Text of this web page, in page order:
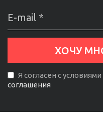
Я согласен с условиями
соглашения